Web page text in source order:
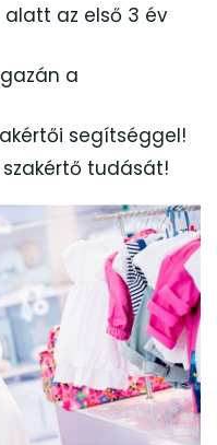
az első 3 év
a
segítséggel!
tudását!